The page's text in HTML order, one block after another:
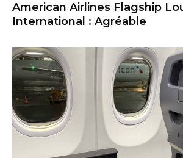
American Airlines Flagship
International : Agréable